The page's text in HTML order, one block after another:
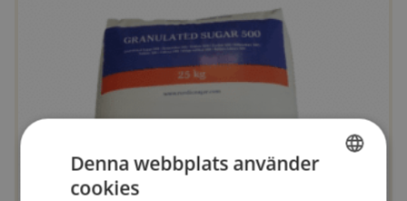
Denna webbplats använder
cookies